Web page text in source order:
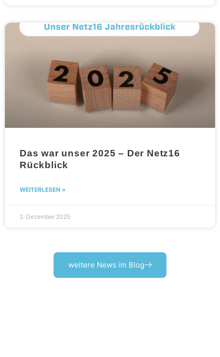
Das war unser 2025 – Der Netz16
Rückblick
WEITERLESEN »
2. Dezember 2025
weitere News im Blog